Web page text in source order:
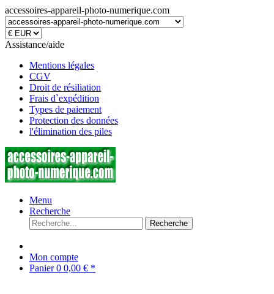
accessoires-appareil-photo-numerique.com
Assistance/aide
Mentions légales
CGV
Droit de résiliation
Frais d`expédition
Types de paiement
Protection des données
l'élimination des piles
Menu
Recherche
Recherche
Mon compte
Panier0 0,00 € *